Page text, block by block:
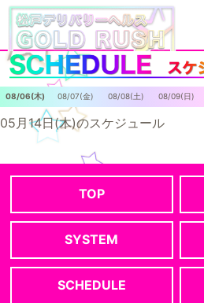
08/06(木) 08/07(金) 08/08(土) 08/09(日)
05月14日(木)のスケジュール
TOP
SYSTEM
SCHEDULE